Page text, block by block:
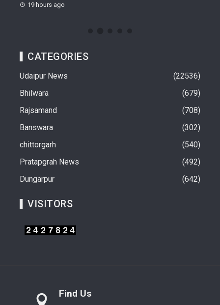
19 hours ago
CATEGORIES
Udaipur News
22536
Bhilwara
679
Rajsamand
708
Banswara
302
chittorgarh
540
Pratapgrah News
492
Dungarpur
642
VISITORS
Find Us